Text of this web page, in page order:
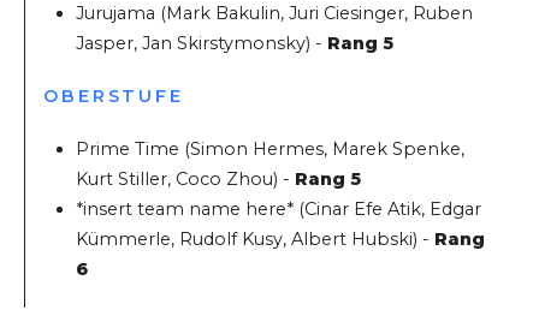
Jurujama (Mark Bakulin, Juri Ciesinger, Ruben
Jasper, Jan Skirstymonsky) - Rang 5
OBERSTUFE
Prime Time (Simon Hermes, Marek Spenke,
Kurt Stiller, Coco Zhou) - Rang 5
*insert team name here* (Cinar Efe Atik, Edgar
Kümmerle, Rudolf Kusy, Albert Hubski) - Rang
6